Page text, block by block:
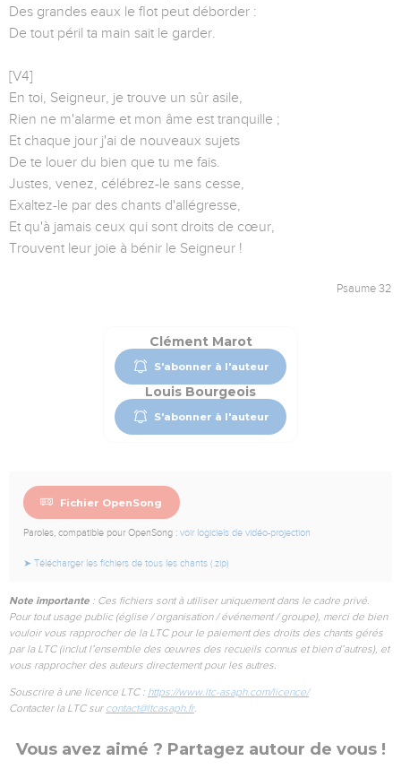
Des grandes eaux le flot peut déborder :
De tout péril ta main sait le garder.
[V4]
En toi, Seigneur, je trouve un sûr asile,
Rien ne m'alarme et mon âme est tranquille ;
Et chaque jour j'ai de nouveaux sujets
De te louer du bien que tu me fais.
Justes, venez, célébrez-le sans cesse,
Exaltez-le par des chants d'allégresse,
Et qu'à jamais ceux qui sont droits de cœur,
Trouvent leur joie à bénir le Seigneur !
Psaume 32
Clément Marot
S'abonner à l'auteur
Louis Bourgeois
S'abonner à l'auteur
Fichier OpenSong
Paroles, compatible pour OpenSong : voir logiciels de vidéo-projection
➤ Télécharger les fichiers de tous les chants (.zip)
Note importante : Ces fichiers sont à utiliser uniquement dans le cadre privé.
Pour tout usage public (église / organisation / événement / groupe), merci de bien
vouloir vous rapprocher de la LTC pour le paiement des droits des chants gérés
par la LTC (inclut l’ensemble des œuvres des recueils connus et bien d’autres), et
vous rapprocher des auteurs directement pour les autres.
Souscrire à une licence LTC : https://www.ltc-asaph.com/licence/
Contacter la LTC sur contact@ltcasaph.fr.
Vous avez aimé ? Partagez autour de vous !